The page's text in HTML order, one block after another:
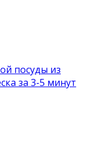
посуды из
за 3-5 минут